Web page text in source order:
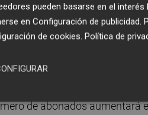
la segunda jornada de liga
goleada a domicilio)
alturas es muy similar a la
las últimas campañas en
al Olot, los blanquiazules
de abonados aumentará
pueden basarse en el
en Configuración de publicidad.
de cookies. Política de